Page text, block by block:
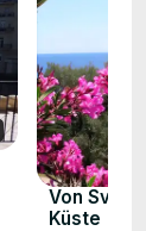
Von Sveti
Küste